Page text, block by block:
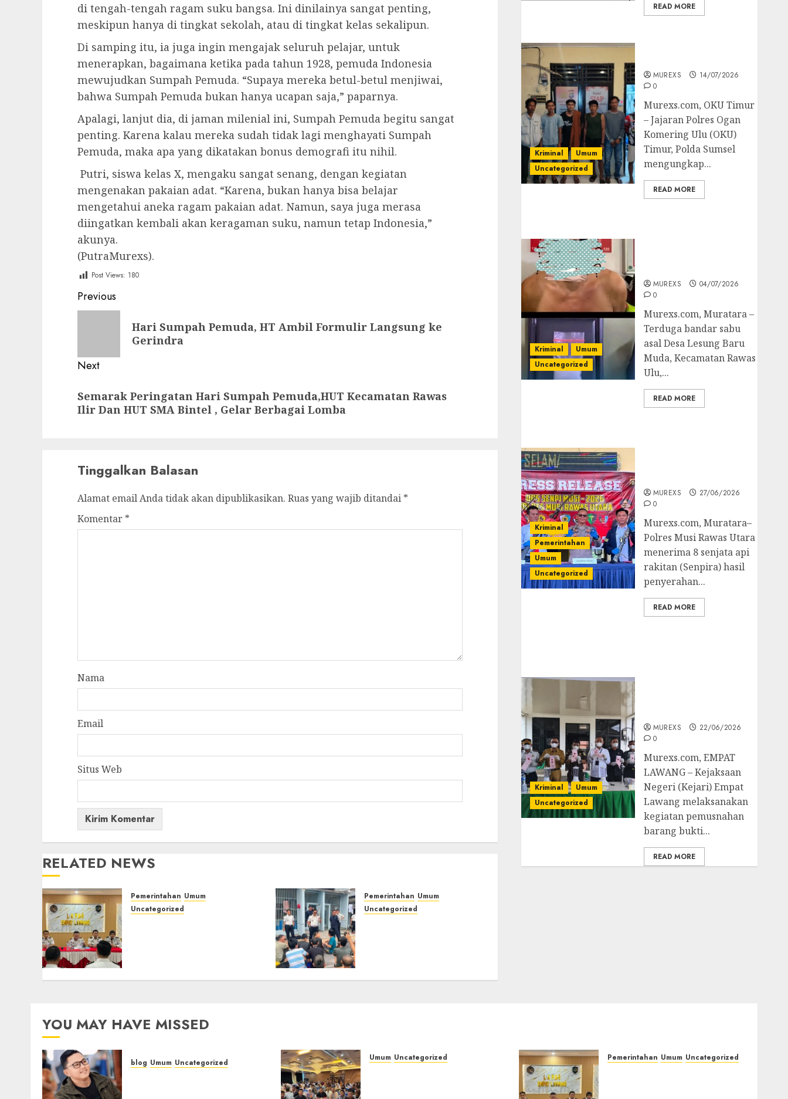
di tengah-tengah ragam suku bangsa. Ini dinilainya sangat penting,
meskipun hanya di tingkat sekolah, atau di tingkat kelas sekalipun.
Di samping itu, ia juga ingin mengajak seluruh pelajar, untuk
menerapkan, bagaimana ketika pada tahun 1928, pemuda Indonesia
mewujudkan Sumpah Pemuda. “Supaya mereka betul-betul menjiwai,
bahwa Sumpah Pemuda bukan hanya ucapan saja,” paparnya.
Apalagi, lanjut dia, di jaman milenial ini, Sumpah Pemuda begitu sangat
penting. Karena kalau mereka sudah tidak lagi menghayati Sumpah
Pemuda, maka apa yang dikatakan bonus demografi itu nihil.
Putri, siswa kelas X, mengaku sangat senang, dengan kegiatan
mengenakan pakaian adat. “Karena, bukan hanya bisa belajar
mengetahui aneka ragam pakaian adat. Namun, saya juga merasa
diingatkan kembali akan keragaman suku, namun tetap Indonesia,”
akunya.
(PutraMurexs).
Post Views: 180
Post
navigation
Previous
Hari Sumpah Pemuda, HT Ambil Formulir Langsung ke
Gerindra
Next
post:
Semarak Peringatan Hari Sumpah Pemuda,HUT Kecamatan Rawas
Ilir Dan HUT SMA Bintel , Gelar Berbagai Lomba
Tinggalkan Balasan
Alamat email Anda tidak akan dipublikasikan. Ruas yang wajib ditandai *
Komentar *
Nama
Email
Situs Web
RELATED NEWS
Pemerintahan Umum
Uncategorized
Pemerintahan Umum
Uncategorized
READ MORE
Kriminal
Umum
Uncategorized
MUREXS
14/07/2026
0
Murexs.com, OKU Timur
– Jajaran Polres Ogan
Komering Ulu (OKU)
Timur, Polda Sumsel
mengungkap...
READ MORE
Kriminal
Umum
Uncategorized
MUREXS
04/07/2026
0
Murexs.com, Muratara –
Terduga bandar sabu
asal Desa Lesung Baru
Muda, Kecamatan Rawas
Ulu,...
READ MORE
Kriminal
Pemerintahan
Umum
Uncategorized
MUREXS
27/06/2026
0
Murexs.com, Muratara–
Polres Musi Rawas Utara
menerima 8 senjata api
rakitan (Senpira) hasil
penyerahan...
READ MORE
Kriminal
Umum
Uncategorized
MUREXS
22/06/2026
0
‎Murexs.com, EMPAT
LAWANG – Kejaksaan
Negeri (Kejari) Empat
Lawang melaksanakan
kegiatan pemusnahan
barang bukti...
READ MORE
YOU MAY HAVE MISSED
blog Umum Uncategorized Umum Uncategorized Pemerintahan Umum Uncategorized